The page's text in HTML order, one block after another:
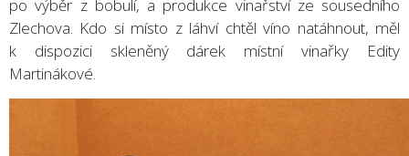
po výběr z bobulí, a produkce vinařství ze sousedního
Zlechova. Kdo si místo z láhví chtěl víno natáhnout, měl
k dispozici skleněný dárek místní vinařky Edity
Martinákové.